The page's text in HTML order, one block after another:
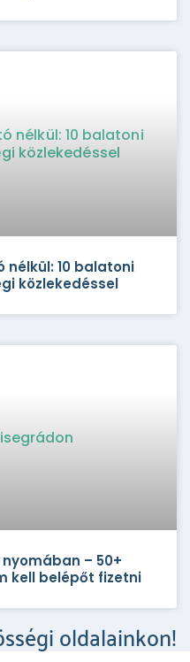
10 balatoni
közlekedéssel
– 50+
kell belépőt fizetni
oldalainkon!